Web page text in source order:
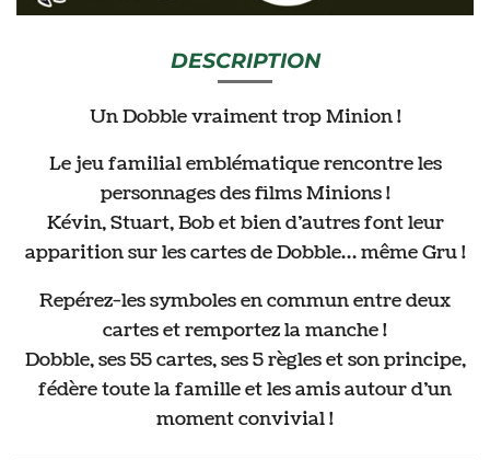
DESCRIPTION
Un Dobble vraiment trop Minion !
Le jeu familial emblématique rencontre les
personnages des films Minions !
Kévin, Stuart, Bob et bien d’autres font leur
apparition sur les cartes de Dobble… même Gru !
Repérez-les symboles en commun entre deux
cartes et remportez la manche !
Dobble, ses 55 cartes, ses 5 règles et son principe,
fédère toute la famille et les amis autour d’un
moment convivial !